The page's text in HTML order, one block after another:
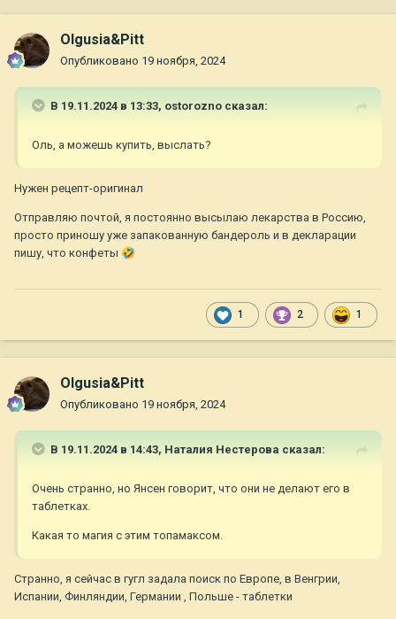
Olgusia&Pitt
Опубликовано 19 ноября, 2024
В 19.11.2024 в 13:33, ostorozno сказал:
Оль, а можешь купить, выслать?
Нужен рецепт-оригинал
Отправляю почтой, я постоянно высылаю лекарства в Россию,
просто приношу уже запакованную бандероль и в декларации
пишу, что конфеты 🤣
1 2 1
Olgusia&Pitt
Опубликовано 19 ноября, 2024
В 19.11.2024 в 14:43, Наталия Нестерова сказал:
Очень странно, но Янсен говорит, что они не делают его в
таблетках.
Какая то магия с этим топамаксом.
Странно, я сейчас в гугл задала поиск по Европе, в Венгрии,
Испании, Финляндии, Германии , Польше - таблетки